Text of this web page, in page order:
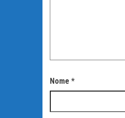
Nome *